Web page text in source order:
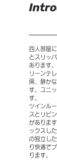
四人部屋
とスリッ
あります
リーンテ
房、静か
す。ユニ
す。
ツインル
スとリビ
がありま
ックスし
の独立し
り快適で
ります。